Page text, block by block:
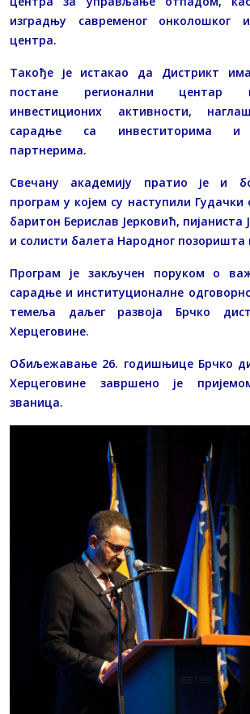
изградњу савременог онколошког и
центра.
Такође је истакао да Дистрикт
постане регионални центар
инвестиционих активности,
сарадње са инвеститорима и
партнерима.
Свечану академију пратио је и
програм у којем су наступили Гудачки
баритон Берислав Јерковић, пијаниста
и солисти балета Народног позоришта
Програм је закључен поруком о
сарадње и институционалне
темеља даљег развоја Брчко
Херцеговине.
Обиљежавање 26. годишњице Брчко
Херцеговине завршено је
званица.